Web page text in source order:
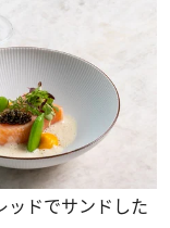
ッドでサンドした